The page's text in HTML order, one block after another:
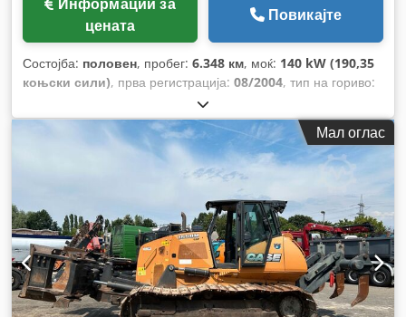
цената
Повикајте
Состојба: половен, пробег: 6.348 км, моќ: 140 kW (190,35
коњски сили), прва регистрација: 08/2004, тип на гориво:
2004
Мал оглас